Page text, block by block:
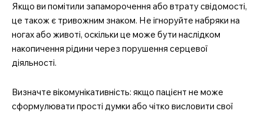
Якщо ви помітили запаморочення або втрату свідомості,
це також є тривожним знаком. Не ігноруйте набряки на
ногах або животі, оскільки це може бути наслідком
накопичення рідини через порушення серцевої
діяльності.
Визначте вікомунікативність: якщо пацієнт не може
сформулювати прості думки або чітко висловити свої